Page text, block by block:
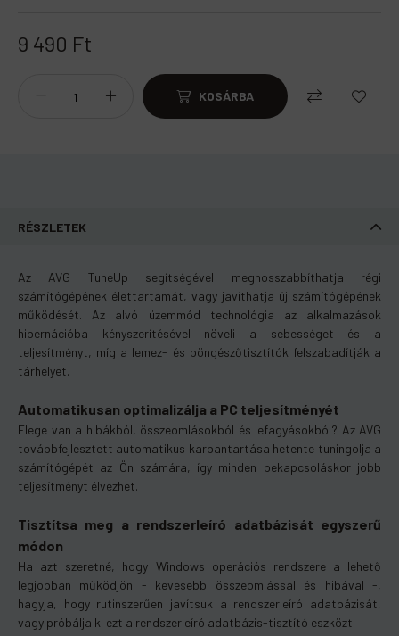
9 490 Ft
KOSÁRBA
RÉSZLETEK
Az AVG TuneUp segítségével meghosszabbíthatja régi
számítógépének élettartamát, vagy javíthatja új számítógépének
működését. Az alvó üzemmód technológia az alkalmazások
hibernációba kényszerítésével növeli a sebességet és a
teljesítményt, míg a lemez- és böngészőtisztítók felszabadítják a
tárhelyet.
Automatikusan optimalizálja a PC teljesítményét
Elege van a hibákból, összeomlásokból és lefagyásokból? Az AVG
továbbfejlesztett automatikus karbantartása hetente tuningolja a
számítógépét az Ön számára, így minden bekapcsoláskor jobb
teljesítményt élvezhet.
Tisztítsa meg a rendszerleíró adatbázisát egyszerű
módon
Ha azt szeretné, hogy Windows operációs rendszere a lehető
legjobban működjön - kevesebb összeomlással és hibával -,
hagyja, hogy rutinszerűen javítsuk a rendszerleíró adatbázisát,
vagy próbálja ki ezt a rendszerleíró adatbázis-tisztító eszközt.